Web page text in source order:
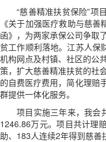
“慈善精准扶贫保险”项
《关于加强医疗救助与慈
函》，为两家承保公司争取
贫工作顺利落地。江苏人保
机构网点及村镇、社区的公
策，扩大慈善精准扶贫的社
的自费医疗费用，简化理赔
群提供一体化服务。
项目实施三年来，我会
1246.86万元。项目共计理
助、183人连续2年得到慈善